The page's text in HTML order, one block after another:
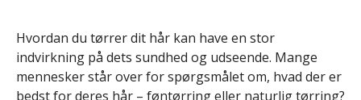
Hvordan du tørrer dit hår kan have en stor
indvirkning på dets sundhed og udseende. Mange
mennesker står over for spørgsmålet om, hvad der er
bedst for deres hår – føntørring eller naturlig tørring?